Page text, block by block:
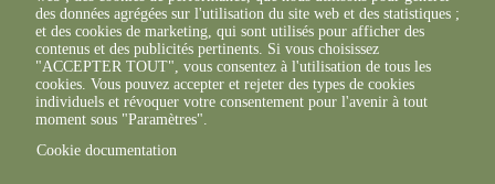
L'Osteria
20117 CAURO
+33 04 95 26 68 81
des données agrégées sur l'utilisation du site web et des statistiques ;
et des cookies de marketing, qui sont utilisés pour afficher des
contenus et des publicités pertinents. Si vous choisissez
"ACCEPTER TOUT", vous consentez à l'utilisation de tous les
cookies. Vous pouvez accepter et rejeter des types de cookies
individuels et révoquer votre consentement pour l'avenir à tout
moment sous "Paramètres".
Cookie documentation